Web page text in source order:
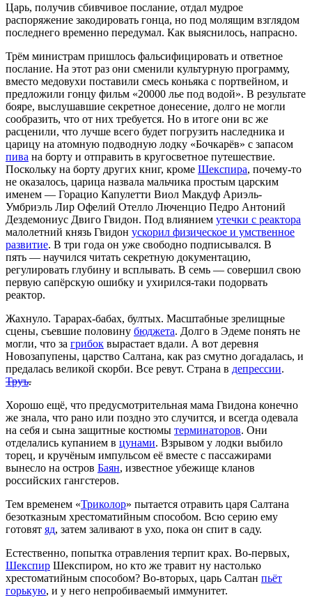
Царь, получив сбивчивое послание, отдал мудрое
распоряжение закодировать гонца, но под молящим взглядом
последнего временно передумал. Как выяснилось, напрасно.
Трём министрам пришлось фальсифицировать и ответное
послание. На этот раз они сменили культурную программу,
вместо медовухи поставили смесь коньяка с портвейном, и
предложили гонцу фильм «20000 лье под водой». В результате
бояре, выслушавшие секретное донесение, долго не могли
сообразить, что от них требуется. Но в итоге они вс же
расценили, что лучше всего будет погрузить наследника и
царицу на атомную подводную лодку «Бочкарёв» с запасом
пива на борту и отправить в кругосветное путешествие.
Поскольку на борту других книг, кроме Шекспира, почему-то
не оказалось, царица назвала мальчика простым царским
именем — Горацио Капулетти Виол Макдуф Ариэль-
Умбриэль Лир Офелий Отелло Люченцио Педро Антоний
Дездемониус Двиго Гвидон. Под влиянием утечки с реактора
малолетний князь Гвидон ускорил физическое и умственное
развитие. В три года он уже свободно подписывался. В
пять — научился читать секретную документацию,
регулировать глубину и всплывать. В семь — совершил свою
первую сапёрскую ошибку и ухирился-таки подорвать
реактор.
Жахнуло. Тарарах-бабах, бултых. Масштабные зрелищные
сцены, съевшие половину бюджета. Долго в Эдеме понять не
могли, что за грибок вырастает вдали. А вот деревня
Новозапупены, царство Салтана, как раз смутно догадалась, и
предалась великой скорби. Все ревут. Страна в депрессии.
Труъ.
Хорошо ещё, что предусмотрительная мама Гвидона конечно
же знала, что рано или поздно это случится, и всегда одевала
на себя и сына защитные костюмы терминаторов. Они
отделались купанием в цунами. Взрывом у лодки выбило
торец, и кручёным импульсом её вместе с пассажирами
вынесло на остров Баян, известное убежище кланов
российских гангстеров.
Тем временем «Триколор» пытается отравить царя Салтана
безотказным хрестоматийным способом. Всю серию ему
готовят яд, затем заливают в ухо, пока он спит в саду.
Естественно, попытка отравления терпит крах. Во-первых,
Шекспир Шекспиром, но кто же травит ну настолько
хрестоматийным способом? Во-вторых, царь Салтан пьёт
горькую, и у него непробиваемый иммунитет.